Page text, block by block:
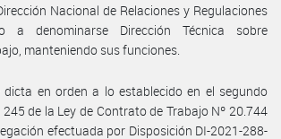
Nacional de Relaciones y Regulaciones
a denominarse Dirección Técnica sobre
manteniendo sus funciones.
dicta en orden a lo establecido en el segundo
de la Ley de Contrato de Trabajo Nº 20.744
efectuada por Disposición DI-2021-288-